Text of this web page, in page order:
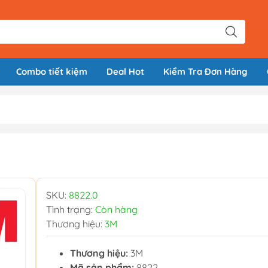
Combo tiết kiệm Deal Hot Kiểm Tra Đơn Hàng
SKU: 8822.0
Tình trạng: Còn hàng
Thương hiệu: 3M
Thương hiệu: 3M